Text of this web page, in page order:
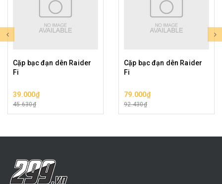
Cặp bạc đạn dên Raider
Fi
39.000₫
45.630₫
Cặp bạc đạn dên Raider
Fi
79.000₫
92.430₫